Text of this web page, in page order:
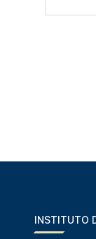
INSTITUTO